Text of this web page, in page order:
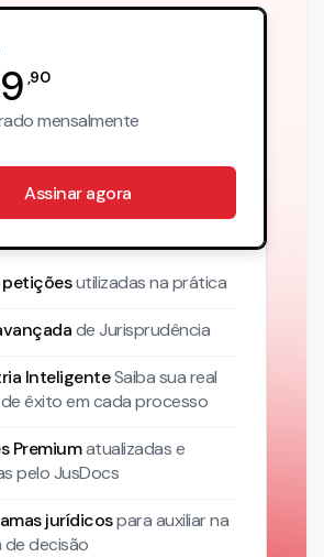
,90
mensalmente
Assinar agora
utilizadas na prática
de Jurisprudência
InteligenteSaiba sua real
êxito em cada processo
Premiumatualizadase
pelo JusDocs
jurídicospara auxiliar na
decisão